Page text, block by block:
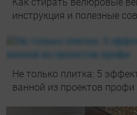
инструкция и полезные
Не только плитка: 5
ванной из проектов профи